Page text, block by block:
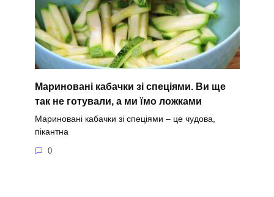
Мариновані кабачки зі спеціями. Ви ще
так не готували, а ми їмо ложками
Мариновані кабачки зі спеціями – це чудова,
пікантна
0